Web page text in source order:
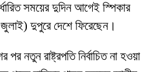
সময়ের দুদিন আগেই স্পিকার
দুপুরে দেশে ফিরেছেন।
পর নতুন রাষ্ট্রপতি নির্বাচিত না হওয়া